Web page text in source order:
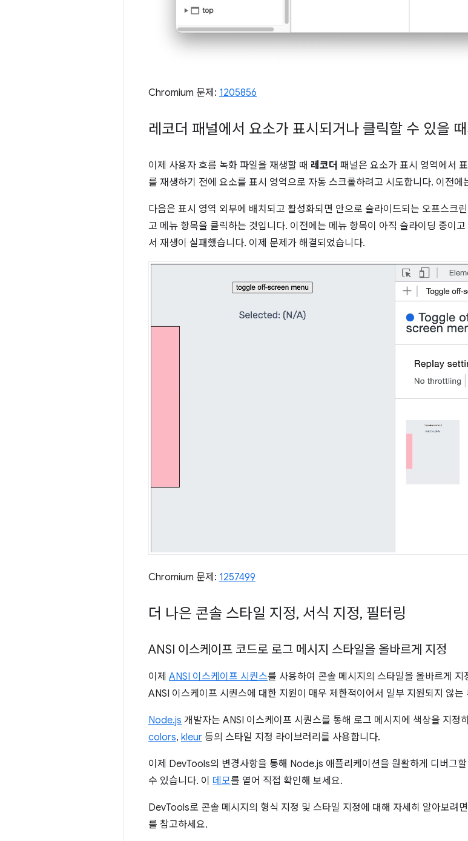
Chromium 문제: 1205856
레코더 패널에서 요소가 표시되거나 클릭할 수 있을
이제 사용자 흐름 녹화 파일을 재생할 때 레코더 패널은 요소가 표시 영역에서
를 재생하기 전에 요소를 표시 영역으로 자동 스크롤하려고 시도합니다. 이전에
다음은 표시 영역 외부에 배치되고 활성화되면 안으로 슬라이드되는 오프스크
고 메뉴 항목을 클릭하는 것입니다. 이전에는 메뉴 항목이 아직 슬라이딩 중이
서 재생이 실패했습니다. 이제 문제가 해결되었습니다.
Chromium 문제: 1257499
더 나은 콘솔 스타일 지정, 서식 지정, 필터링
ANSI 이스케이프 코드로 로그 메시지 스타일을 올바르게 지정
이제 ANSI 이스케이프 시퀀스를 사용하여 콘솔 메시지의 스타일을 올바르게
ANSI 이스케이프 시퀀스에 대한 지원이 매우 제한적이어서 일부 지원되지 않는
Node.js 개발자는 ANSI 이스케이프 시퀀스를 통해 로그 메시지에 색상을 지정
colors, kleur 등의 스타일 지정 라이브러리를 사용합니다.
이제 DevTools의 변경사항을 통해 Node.js 애플리케이션을 원활하게 디버그
수 있습니다. 이 데모를 열어 직접 확인해 보세요.
DevTools로 콘솔 메시지의 형식 지정 및 스타일 지정에 대해 자세히 알아보려면
를 참고하세요.